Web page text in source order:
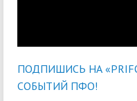
ПОДПИШИСЬ НА
СОБЫТИЙ ПФО!